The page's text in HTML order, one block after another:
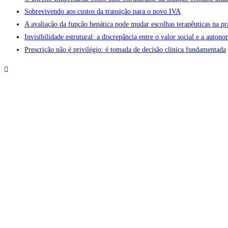
Sobrevivendo aos custos da transição para o novo IVA
A avaliação da função hepática pode mudar escolhas terapêuticas na
Invisibilidade estrutural: a discrepância entre o valor social e a
Prescrição não é privilégio: é tomada de decisão clínica fundamentada